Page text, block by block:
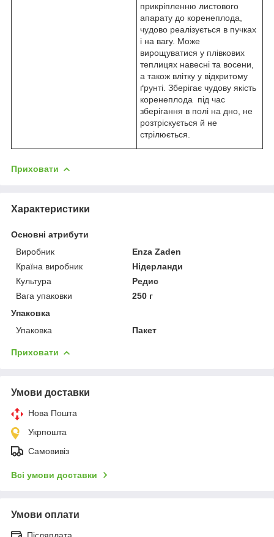
прикріпленню листового
апарату до коренеплода,
чудово реалізується в пучках
і на вагу. Може
вирощуватися у плівкових
теплицях навесні та восени,
а також влітку у відкритому
ґрунті. Зберігає чудову якість
коренеплода під час
зберігання в полі на дно, не
розтріскується й не
стрілюється.
Приховати
Характеристики
Основні атрибути
Виробник
Enza Zaden
Країна виробник
Нідерланди
Культура
Редис
Вага упаковки
250 г
Упаковка
Упаковка
Пакет
Приховати
Умови доставки
Нова Пошта
Укрпошта
Самовивіз
Всі умови доставки
Умови оплати
Післяплата